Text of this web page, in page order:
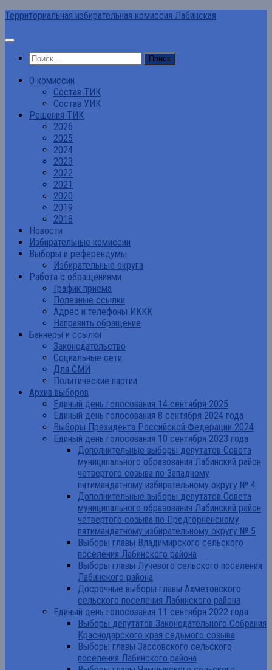
Перейти
содержимому
Территориальная избирательная комиссия Лабинская
Найти:
О комиссии
Состав ТИК
Состав УИК
Решения ТИК
2026
2025
2024
2023
2022
2021
2020
2019
2018
Новости
Избирательные комиссии
Выборы и референдумы
Избирательные округа
Работа с обращениями
График приема
Полезные ссылки
Адрес и телефоны ИККК
Направить обращение
Баннеры и ссылки
Законодательство
Социальные сети
Для СМИ
Политические партии
Архив выборов
Единый день голосования 14 сентября 2025
Единый день голосования 8 сентября 2024 года
Выборы Президента Российской Федерации 2024
Единый день голосования 10 сентября 2023 года
Дополнительные выборы депутатов Совета
муниципального образования Лабинский район
четвертого созыва по Западному
пятимандатному избирательному округу № 4
Дополнительные выборы депутатов Совета
муниципального образования Лабинский район
четвертого созыва по Предгорненскому
пятимандатному избирательному округу № 5
Выборы главы Владимирского сельского
поселения Лабинского района
Выборы главы Лучевого сельского поселения
Лабинского района
Досрочные выборы главы Ахметовского
сельского поселения Лабинского района
Единый день голосования 11 сентября 2022 года
Выборы депутатов Законодательного Собрания
Краснодарского края седьмого созыва
Выборы главы Зассовского сельского
поселения Лабинского района